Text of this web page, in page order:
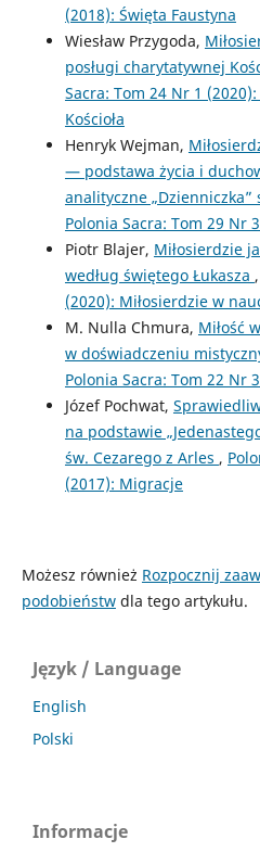
(2018): Święta Faustyna
Wiesław Przygoda,
posługi charytatywnej
Sacra: Tom 24 Nr 1
Kościoła
Henryk Wejman,
— podstawa życia i
analityczne
Polonia Sacra: Tom 29 Nr
Piotr Blajer, Miłosierdzie
według świętego Łukasza ,
(2020): Miłosierdzie w
M. Nulla Chmura, Miłość
w doświadczeniu
Polonia Sacra: Tom 22 Nr
Józef Pochwat,
na podstawie
św. Cezarego z Arles ,
(2017): Migracje
Możesz również Rozpocznij
podobieństwdla tego artykułu.
Język / Language
English
Polski
Informacje